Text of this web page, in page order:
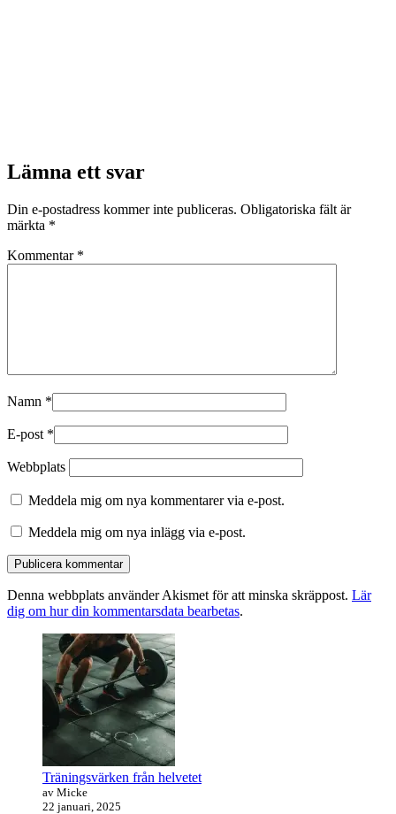
Lämna ett svar
Din e-postadress kommer inte publiceras. Obligatoriska fält är
märkta *
Kommentar *
Namn *
E-post *
Webbplats
Meddela mig om nya kommentarer via e-post.
Meddela mig om nya inlägg via e-post.
Denna webbplats använder Akismet för att minska skräppost. Lär
dig om hur din kommentarsdata bearbetas.
Primära
sidofältet
Widget
område
Träningsvärken från helvetet
av Micke
22 januari, 2025